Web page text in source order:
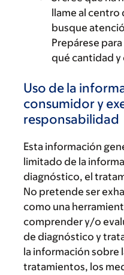
llame al
busque
Prepárese
qué cantidad y
Uso de la
consumidor y
responsabilidad
Esta información
limitado de la
diagnóstico, el
No pretende ser
como una
comprender y/o
de diagnóstico y
la información sobre
tratamientos, los